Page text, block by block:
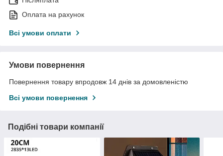
Оплата на рахунок
Всі умови оплати
Умови повернення
Повернення товару впродовж 14 днів за домовленістю
Всі умови повернення
Подібні товари компанії